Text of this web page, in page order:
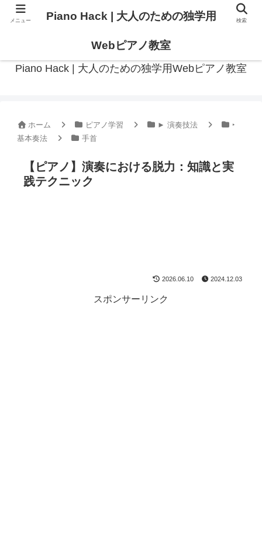
Piano Hack | 大人のための独学用Webピアノ教室
ホーム ピアノ学習 ► 演奏技法
‣
基本奏法
手首
【ピアノ】演奏における脱力：知識と実
践テクニック
2026.06.10 2024.12.03
スポンサーリンク
メニュー Piano Hack | 大人のための独学用
Webピアノ教室
検索